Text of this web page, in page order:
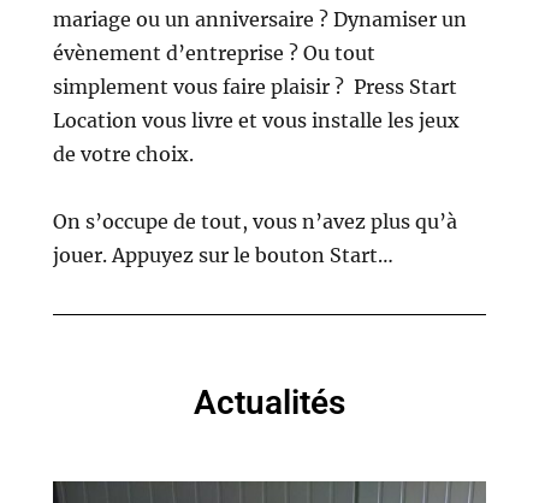
mariage ou un anniversaire ? Dynamiser un
évènement d’entreprise ? Ou tout
simplement vous faire plaisir ? Press Start
Location vous livre et vous installe les jeux
de votre choix.
On s’occupe de tout, vous n’avez plus qu’à
jouer. Appuyez sur le bouton Start…
Actualités